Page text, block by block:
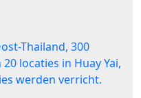
Thailand, 300
locaties in Huay Yai,
werden verricht.